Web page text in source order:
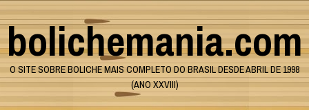
Skip
to
content
bolichemania.com
O SITE SOBRE BOLICHE MAIS COMPLETO DO BRASIL DESDE ABRIL DE 1998
(ANO XXVIII)